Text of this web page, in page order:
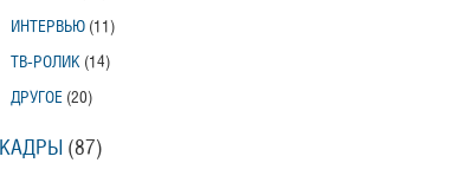
ИНТЕРВЬЮ (11)
ТВ-РОЛИК (14)
ДРУГОЕ (20)
КАДРЫ (87)